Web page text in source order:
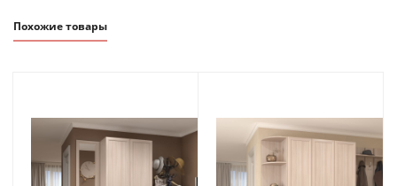
Похожие товары